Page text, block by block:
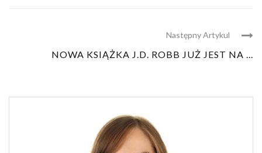
Następny Artykul
NOWA KSIĄŻKA J.D. ROBB JUŻ JEST NA ...